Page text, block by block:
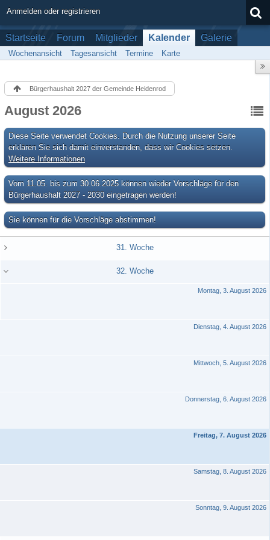
Anmelden oder registrieren
Startseite Forum Mitglieder Kalender Galerie
Wochenansicht Tagesansicht Termine Karte
Bürgerhaushalt 2027 der Gemeinde Heidenrod
August 2026
Diese Seite verwendet Cookies. Durch die Nutzung unserer Seite
erklären Sie sich damit einverstanden, dass wir Cookies setzen.
Weitere Informationen
Vom 11.05. bis zum 30.06.2025 können wieder Vorschläge für den
Bürgerhaushalt 2027 - 2030 eingetragen werden!
Sie können für die Vorschläge abstimmen!
31. Woche
32. Woche
Montag, 3. August 2026
Dienstag, 4. August 2026
Mittwoch, 5. August 2026
Donnerstag, 6. August 2026
Freitag, 7. August 2026
Samstag, 8. August 2026
Sonntag, 9. August 2026